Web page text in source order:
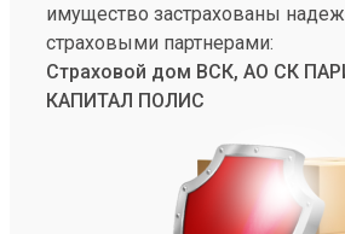
имущество застрахованы
страховыми партнерами:
Страховой дом ВСК, АО СК
КАПИТАЛ ПОЛИС